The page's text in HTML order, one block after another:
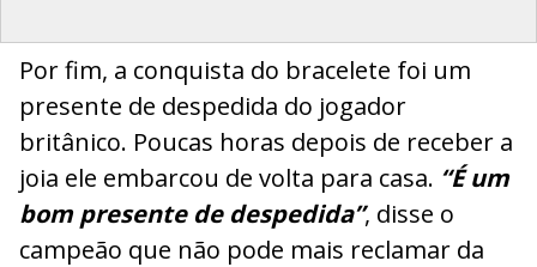
Por fim, a conquista do bracelete foi um
presente de despedida do jogador
britânico. Poucas horas depois de receber a
joia ele embarcou de volta para casa. “É um
bom presente de despedida”, disse o
campeão que não pode mais reclamar da